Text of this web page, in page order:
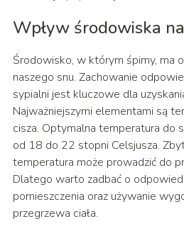
Wpływ środowiska
Środowisko, w którym śpimy, ma
naszego snu. Zachowanie
sypialni jest kluczowe dla
Najważniejszymi elementami są
cisza. Optymalna temperatura do
od 18 do 22 stopni Celsjusza.
temperatura może prowadzić do
Dlatego warto zadbać o
pomieszczenia oraz używanie
przegrzewa ciała.